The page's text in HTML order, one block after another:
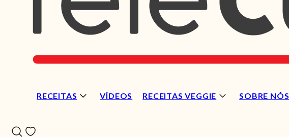
RECEITAS VÍDEOS RECEITAS VEGGIE SOBRE NÓS